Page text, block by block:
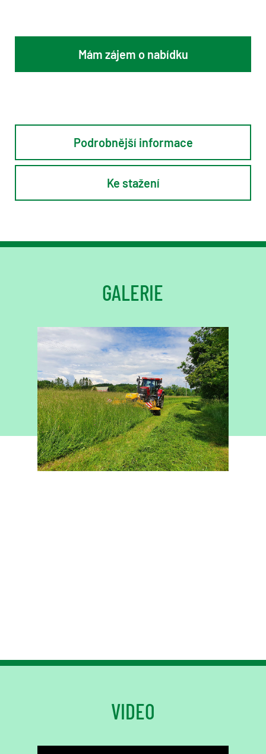
Mám zájem o nabídku
Podrobnější informace
Ke stažení
GALERIE
VIDEO